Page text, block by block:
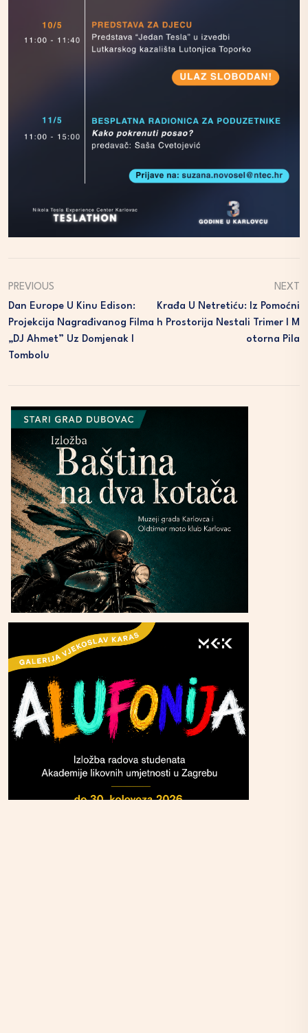
PREVIOUS
Dan Europe U Kinu Edison:
Projekcija Nagrađivanog Filma
„DJ Ahmet” Uz Domjenak I
Tombolu
NEXT
Krađa U Netretiću: Iz Pomoćni
H Prostorija Nestali Trimer I M
Otorna Pila